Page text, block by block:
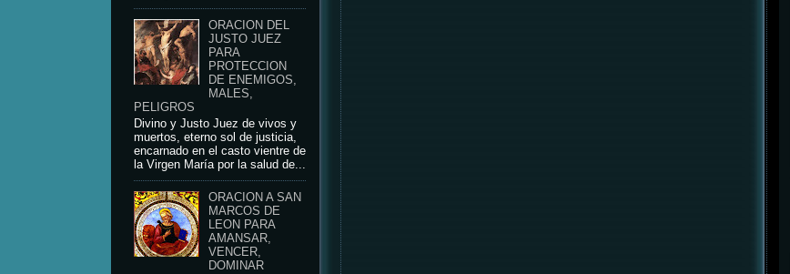
ORACION DEL
JUSTO JUEZ
PARA
PROTECCION
DE ENEMIGOS,
MALES,
PELIGROS
Divino y Justo Juez de vivos y
muertos, eterno sol de justicia,
encarnado en el casto vientre de
la Virgen María por la salud de...
ORACION A SAN
MARCOS DE
LEON PARA
AMANSAR,
VENCER,
DOMINAR